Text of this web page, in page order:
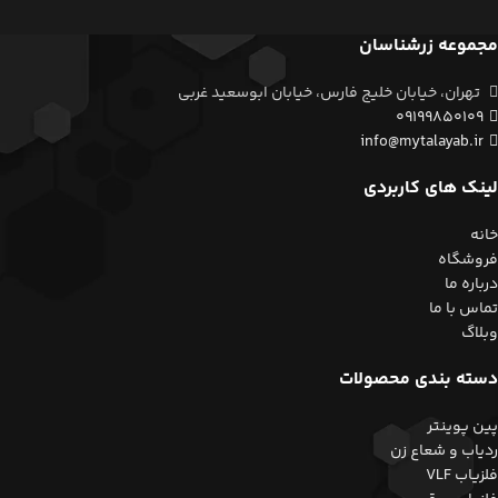
مجموعه زرشناسان
تهران، خیابان خلیج فارس، خیابان ابوسعید غربی
09199850109
info@mytalayab.ir
لینک های کاربردی
خانه
فروشگاه
درباره ما
تماس با ما
وبلاگ
دسته بندی محصولات
پین پوینتر
ردیاب و شعاع زن
فلزیاب VLF